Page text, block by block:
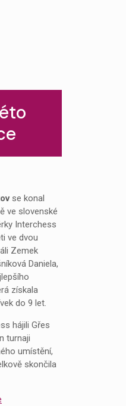
se konal
ve slovenské
Interchess
ve dvou
Zemek
Daniela,
získala
do 9 let.
hájili Gřes
turnaji
umístění,
skončila